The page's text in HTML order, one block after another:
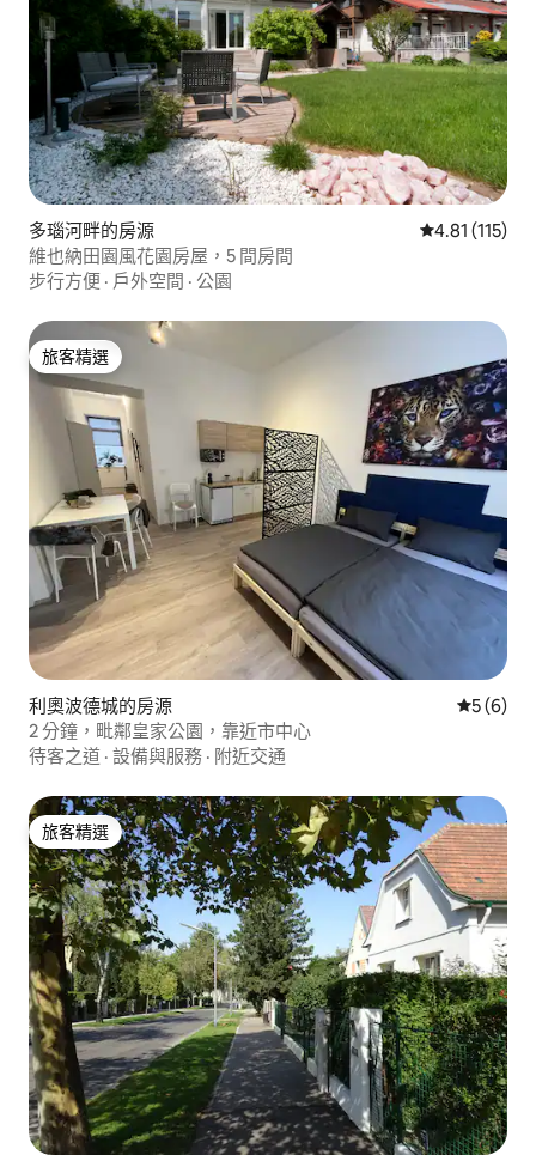
多瑙河畔的房源 從 115 則評價
4.81 (115)
維也納田園風花園房屋，5 間房間
步行方便 · 戶外空間 · 公園
旅客精選
旅客精選
利奧波德城的房源 從 6 則評
5 (6)
2 分鐘，毗鄰皇家公園，靠近市中心
待客之道 · 設備與服務 · 附近交通
旅客精選
旅客精選